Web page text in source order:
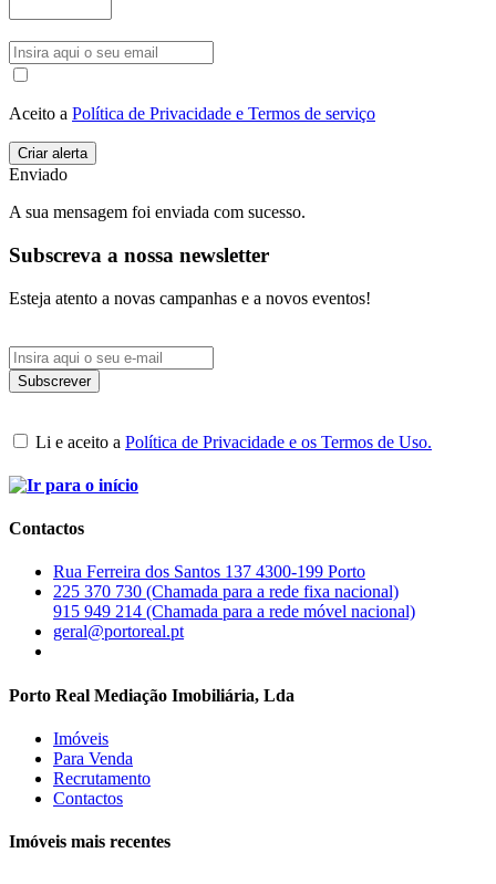
Aceito a Política de Privacidade e Termos de serviço
Enviado
A sua mensagem foi enviada com sucesso.
Subscreva a nossa newsletter
Esteja atento a novas campanhas e a novos eventos!
Li e aceito a Política de Privacidade e os Termos de Uso.
Contactos
Rua Ferreira dos Santos 137 4300-199 Porto
225 370 730 (Chamada para a rede fixa nacional)
915 949 214 (Chamada para a rede móvel nacional)
geral@portoreal.pt
Porto Real Mediação Imobiliária, Lda
Imóveis
Para Venda
Recrutamento
Contactos
Imóveis mais recentes